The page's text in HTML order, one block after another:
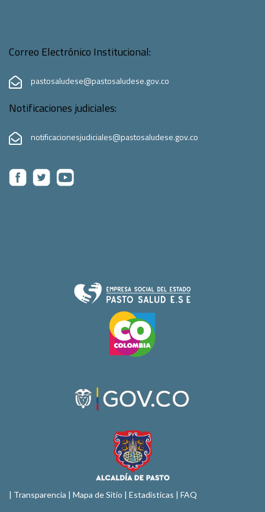
Correo Electrónico Institucional:
pastosaludese@pastosaludese.gov.co
Notificaciones judiciales:
notificacionesjudiciales@pastosaludese.gov.co
| Transparencia | Mapa de Sitio | Estadísticas | FAQ